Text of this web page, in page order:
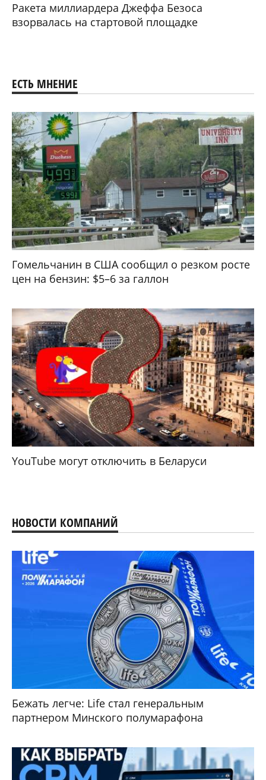
Ракета миллиардера Джеффа Безоса
взорвалась на стартовой площадке
ЕСТЬ МНЕНИЕ
Гомельчанин в США сообщил о резком росте
цен на бензин: $5–6 за галлон
YouTube могут отключить в Беларуси
НОВОСТИ КОМПАНИЙ
Бежать легче: Life стал генеральным
партнером Минского полумарафона